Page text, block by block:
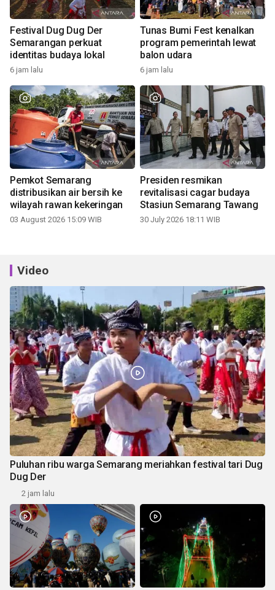
Festival Dug Dug Der
Semarangan perkuat
identitas budaya lokal
6 jam lalu
Tunas Bumi Fest kenalkan
program pemerintah lewat
balon udara
6 jam lalu
Pemkot Semarang
distribusikan air bersih ke
wilayah rawan kekeringan
03 August 2026 15:09 WIB
Presiden resmikan
revitalisasi cagar budaya
Stasiun Semarang Tawang
30 July 2026 18:11 WIB
Video
Puluhan ribu warga Semarang meriahkan festival tari Dug
Dug Der
2 jam lalu